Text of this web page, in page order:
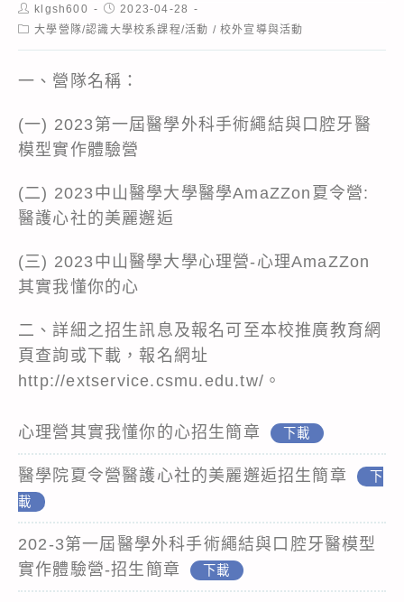
Post
author:
klgsh600
Post
published:
2023-04-28
Post大學營隊/認識大學校系課程/活動 / 校外宣導與活動
一、營隊名稱：
(一) 2023第一屆醫學外科手術繩結與口腔牙醫
模型實作體驗營
(二) 2023中山醫學大學醫學AmaZZon夏令營:
醫護心社的美麗邂逅
(三) 2023中山醫學大學心理營-心理AmaZZon
其實我懂你的心
二、詳細之招生訊息及報名可至本校推廣教育網
頁查詢或下載，報名網址
http://extservice.csmu.edu.tw/ 。
心理營其實我懂你的心招生簡章 下載
醫學院夏令營醫護心社的美麗邂逅招生簡章
下
載
202-3第一屆醫學外科手術繩結與口腔牙醫模型
實作體驗營-招生簡章
下載